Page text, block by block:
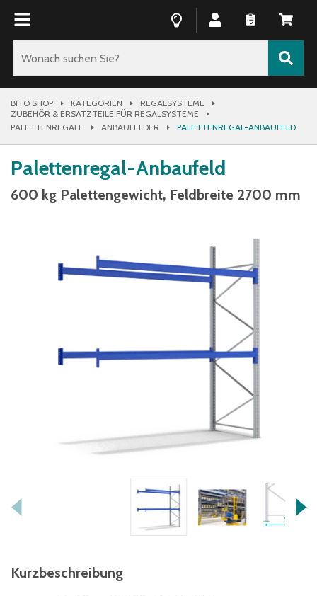
BITO SHOP KATEGORIEN
REGALSYSTEME
ZUBEHÖR & ERSATZTEILE FÜR REGALSYSTEME
PALETTENREGALE
ANBAUFELDER PALETTENREGAL-ANBAUFELD
Palettenregal-Anbaufeld
600 kg Palettengewicht, Feldbreite 2700 mm
Kurzbeschreibung